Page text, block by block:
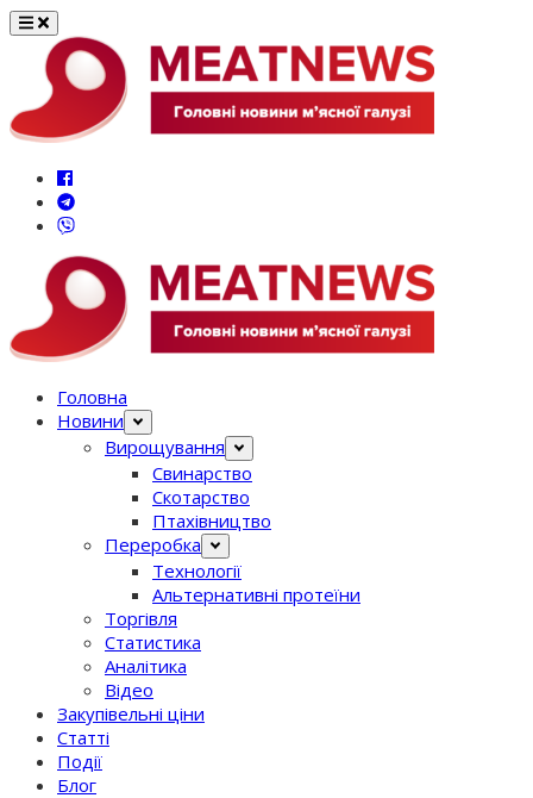
Перейти
вмісту
Головна
Новини
Вирощування
Свинарство
Скотарство
Птахівництво
Переробка
Технології
Альтернативні протеїни
Торгівля
Статистика
Аналітика
Відео
Закупівельні ціни
Статті
Події
Блог